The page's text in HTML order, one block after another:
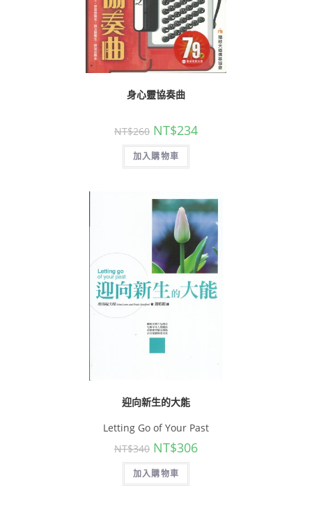
身心靈協奏曲
NT$260 NT$234
加入購物車
迎向新生的大能
Letting Go of Your Past
NT$340 NT$306
加入購物車